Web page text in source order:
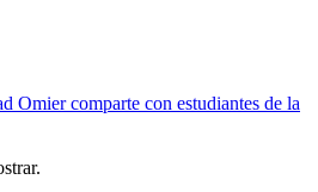
Omier comparte con estudiantes de la